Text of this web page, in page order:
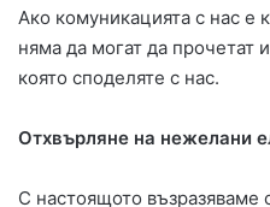
Ако комуникацията с нас е
няма да могат да прочетат
която споделяте с нас.
Отхвърляне на нежелани
С настоящото възразяваме